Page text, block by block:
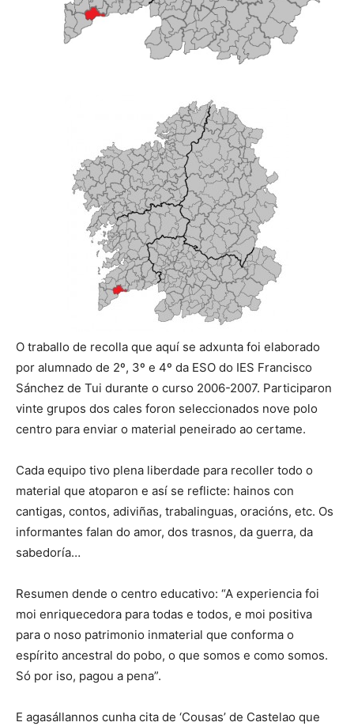
O traballo de recolla que aquí se adxunta foi elaborado
por alumnado de 2º, 3º e 4º da ESO do IES Francisco
Sánchez de Tui durante o curso 2006-2007. Participaron
vinte grupos dos cales foron seleccionados nove polo
centro para enviar o material peneirado ao certame.
Cada equipo tivo plena liberdade para recoller todo o
material que atoparon e así se reflicte: hainos con
cantigas, contos, adiviñas, trabalinguas, oracións, etc. Os
informantes falan do amor, dos trasnos, da guerra, da
sabedoría…
Resumen dende o centro educativo: “A experiencia foi
moi enriquecedora para todas e todos, e moi positiva
para o noso patrimonio inmaterial que conforma o
espírito ancestral do pobo, o que somos e como somos.
Só por iso, pagou a pena”.
E agasállannos cunha cita de ‘Cousas’ de Castelao que